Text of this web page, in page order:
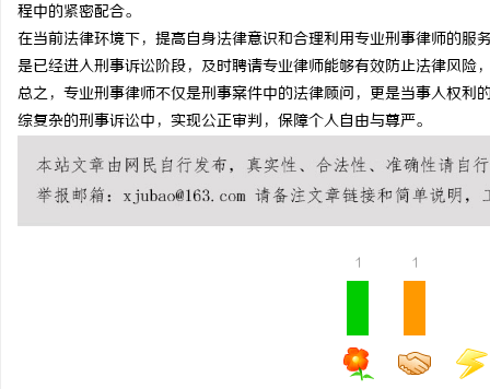
程中的紧密配合。
在当前法律环境下，提高自身法律意识和合理利用专业刑事律师的
是已经进入刑事诉讼阶段，及时聘请专业律师能够有效防止法律风险
总之，专业刑事律师不仅是刑事案件中的法律顾问，更是当事人权
综复杂的刑事诉讼中，实现公正审判，保障个人自由与尊严。
1 1
度解析新明珠岩板官网：打造高品质岩板行 飞行影院：开启沉浸式